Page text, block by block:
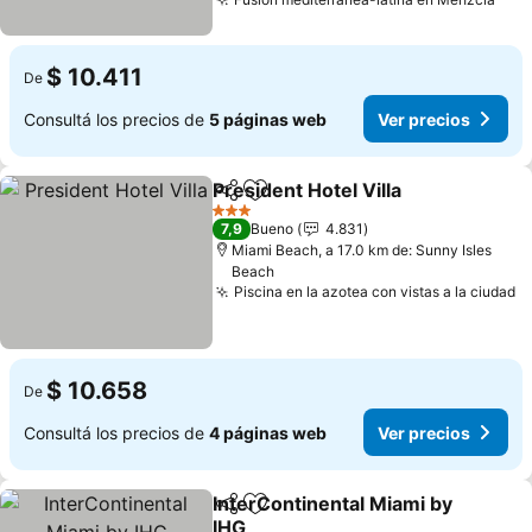
De $ 10.411
Consultá los precios de 5 páginas web Ver precios
CompartirAñadir a favoritos
President Hotel Villa
3 Estrellas
7,9 Bueno
4.831
Miami Beach, a 17.0 km de: Sunny Isles
Beach
Piscina en la azotea con vistas a la ciudad
De $ 10.658
Consultá los precios de 4 páginas web Ver precios
CompartirAñadir a favoritos
InterContinental Miami by
IHG